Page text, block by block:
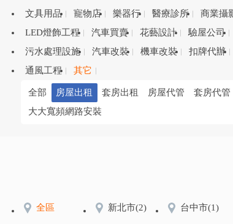
文具用品
寵物店 樂器行 醫療診所 商業攝
LED燈飾工程
汽車買賣 花藝設計 驗屋公司
污水處理設施
汽車改裝 機車改裝 扣牌代辦
通風工程
其它
全部 房屋出租 套房出租 房屋代管 套房代管
大大寬頻網路安裝
全區 新北市(2) 台中市(1)